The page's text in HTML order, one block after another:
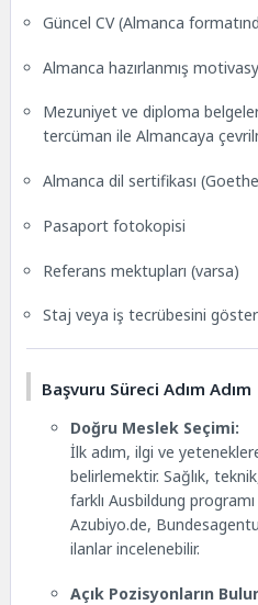
Ausbildung Başvurusu:
Hangi Mesleğe ve
2. Açık Pozisyonları ve
3. Gerekli Belgeleri
5. Mülakat (Interview)
İşlemleri
Mezuniyet Sonrası
Güncel CV (Almanca
Almanca hazırlanmış
Mezuniyet ve diploma
tercüman ile Almancaya
Almanca dil sertifikası
Pasaport fotokopisi
Referans mektupları (varsa)
Staj veya iş tecrübesini
Başvuru Süreci Adım Adım
Doğru Meslek Seçimi:
İlk adım, ilgi ve
belirlemektir. Sağlık,
farklı Ausbildung
Azubiyo.de,
ilanlar incelenebilir.
Açık Pozisyonların